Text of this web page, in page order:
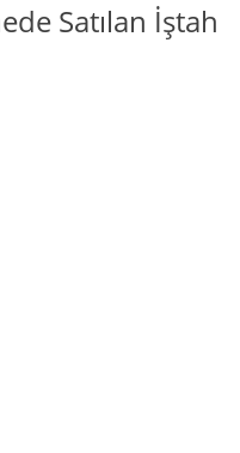
Satılan İştah